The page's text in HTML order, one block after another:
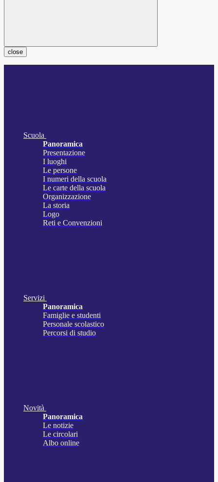
close
Scuola
Panoramica
Presentazione
I luoghi
Le persone
I numeri della scuola
Le carte della scuola
Organizzazione
La storia
Logo
Reti e Convenzioni
Servizi
Panoramica
Famiglie e studenti
Personale scolastico
Percorsi di studio
Novità
Panoramica
Le notizie
Le circolari
Albo online